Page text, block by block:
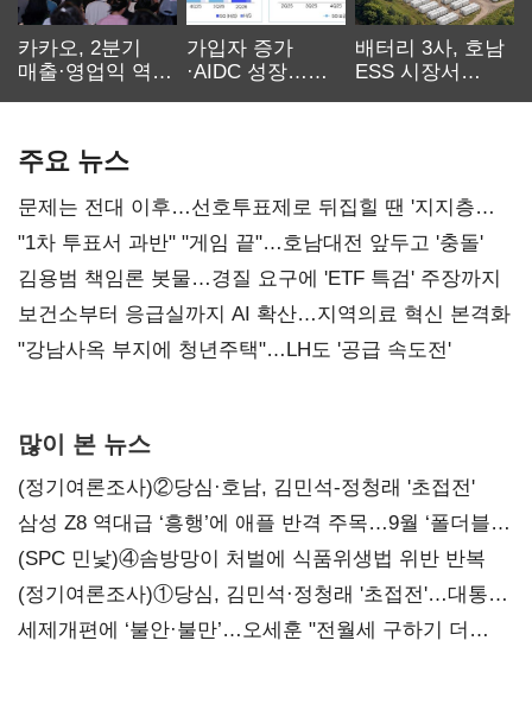
카카오, 2분기
매출·영업익 역대
가입자 증가
·AIDC 성장…
배터리 3사, 호남
ESS 시장서
주요 뉴스
문제는 전대 이후…선호투표제로 뒤집힐 땐 '지지층
불복'
"1차 투표서 과반" "게임 끝"…호남대전 앞두고 '충돌'
김용범 책임론 봇물…경질 요구에 'ETF 특검' 주장까지
보건소부터 응급실까지 AI 확산…지역의료 혁신 본격화
"강남사옥 부지에 청년주택"…LH도 '공급 속도전'
많이 본 뉴스
(정기여론조사)②당심·호남, 김민석-정청래 '초접전'
삼성 Z8 역대급 ‘흥행’에 애플 반격 주목…9월 ‘폴더블
대전’
(SPC 민낯)④솜방망이 처벌에 식품위생법 위반 반복
(정기여론조사)①당심, 김민석·정청래 '초접전'…대통령
지지도 '50% 아래로'(종합)
세제개편에 ‘불안·불만’…오세훈 "전월세 구하기 더